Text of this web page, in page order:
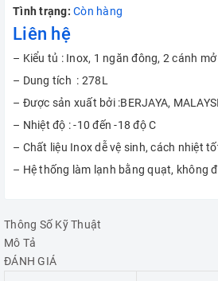
Tình trạng: Còn hàng
Liên hệ
– Kiểu tủ : Inox, 1 ngăn đông, 2 cánh mở
– Dung tích : 278L
– Được sản xuất bởi :BERJAYA,
– Nhiệt độ : -10 đến -18 độ C
– Chất liệu Inox dễ vệ sinh, cách nhiệt
– Hệ thống làm lạnh bằng quạt, không
Thông Số Kỹ Thuật
Mô Tả
ĐÁNH GIÁ